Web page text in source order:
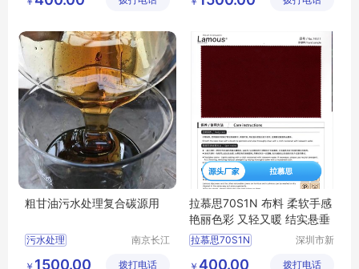
GS毛毡EH305NS毛毡
酚醛树脂用甘油行情
粗甘油污水处理复合碳源用
污水处理
南京长江
科技有限
￥ 1500.00 拨打电话
拉慕思70S1N 布料 柔软手感
艳丽色彩 又轻又暖 结实悬垂
拉慕思70S1N
深圳市新
链有限公
￥ 400.00 拨打电话